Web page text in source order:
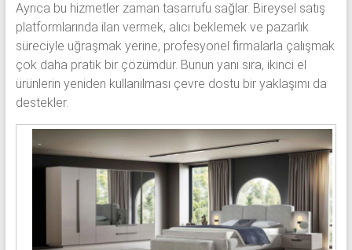
Ayrıca bu hizmetler zaman tasarrufu sağlar. Bireysel satış
platformlarında ilan vermek, alıcı beklemek ve pazarlık
süreciyle uğraşmak yerine, profesyonel firmalarla çalışmak
çok daha pratik bir çözümdür. Bunun yanı sıra, ikinci el
ürünlerin yeniden kullanılması çevre dostu bir yaklaşımı da
destekler.